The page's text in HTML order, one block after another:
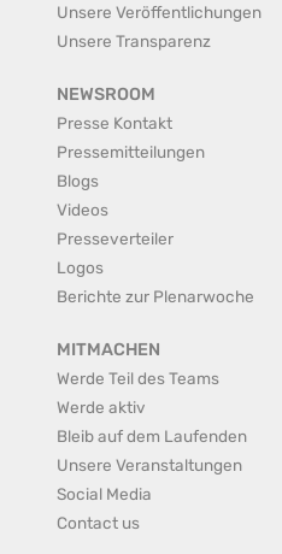
Unsere Veröffentlichungen
Unsere Transparenz
NEWSROOM
Presse Kontakt
Pressemitteilungen
Blogs
Videos
Presseverteiler
Logos
Berichte zur Plenarwoche
MITMACHEN
Werde Teil des Teams
Werde aktiv
Bleib auf dem Laufenden
Unsere Veranstaltungen
Social Media
Contact us